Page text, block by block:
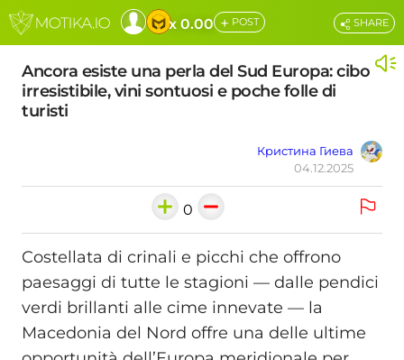
x 0.00 + POST
Ancora esiste una perla del Sud Europa: cibo
irresistibile, vini sontuosi e poche folle di
turisti
Кристина Гиева
04.12.2025
SHARE
0
Costellata di crinali e picchi che offrono
paesaggi di tutte le stagioni — dalle pendici
verdi brillanti alle cime innevate — la
Macedonia del Nord offre una delle ultime